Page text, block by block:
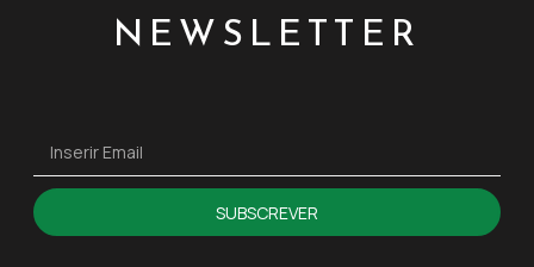
NEWSLETTER
SUBSCREVER